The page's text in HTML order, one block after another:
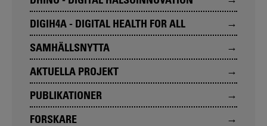
DIGIH4A - DIGITAL HEALTH FOR ALL
SAMHÄLLSNYTTA
AKTUELLA PROJEKT
PUBLIKATIONER
FORSKARE